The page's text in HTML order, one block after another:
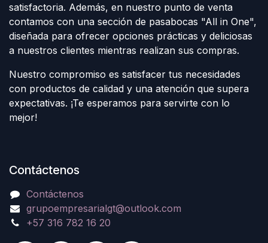
satisfactoria. Además, en nuestro punto de venta
contamos con una sección de pasabocas "All in One",
diseñada para ofrecer opciones prácticas y deliciosas
a nuestros clientes mientras realizan sus compras.
Nuestro compromiso es satisfacer tus necesidades
con productos de calidad y una atención que supera
expectativas. ¡Te esperamos para servirte con lo
mejor!
Contáctenos
Contáctenos
grupoempresarialgt@outlook.com
+57 316 782 16 20